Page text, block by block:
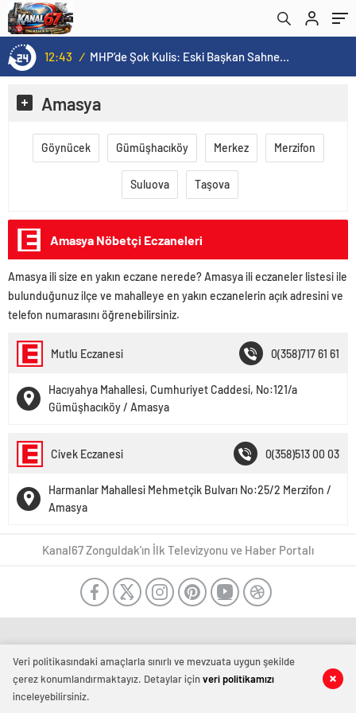
12:43 / MHP’de Şok Kulis: Eski Başkan Sahnede! Korkmaz Yol Vermiyor
Amasya
Göynücek Gümüşhacıköy Merkez Merzifon
Suluova Taşova
Amasya Nöbetçi Eczaneleri
Amasya ili size en yakın eczane nerede? Amasya ili eczaneler listesi ile
bulunduğunuz ilçe ve mahalleye en yakın eczanelerin açık adresini ve
telefon numarasını öğrenebilirsiniz.
Mutlu Eczanesi 0(358)717 61 61
Hacıyahya Mahallesi, Cumhuriyet Caddesi, No:121/a
Gümüşhacıköy / Amasya
Civek Eczanesi 0(358)513 00 03
Harmanlar Mahallesi Mehmetçik Bulvarı No:25/2 Merzifon /
Amasya
Kanal67 Zonguldak'ın İlk Televizyonu ve Haber Portalı
Veri politikasındaki amaçlarla sınırlı ve mevzuata uygun şekilde
çerez konumlandırmaktayız. Detaylar içinveri politikamızı
inceleyebilirsiniz.